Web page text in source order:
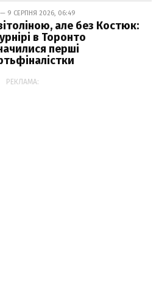
— 9 СЕРПНЯ 2026, 06:49
але без Костюк:
в Торонто
перші
РЕКЛАМА: